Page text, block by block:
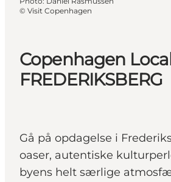
Copenhagen
FREDERIKSBERG
Gå på opdagelse i
oaser, autentiske
byens helt særlige
© Visit Copenhagen